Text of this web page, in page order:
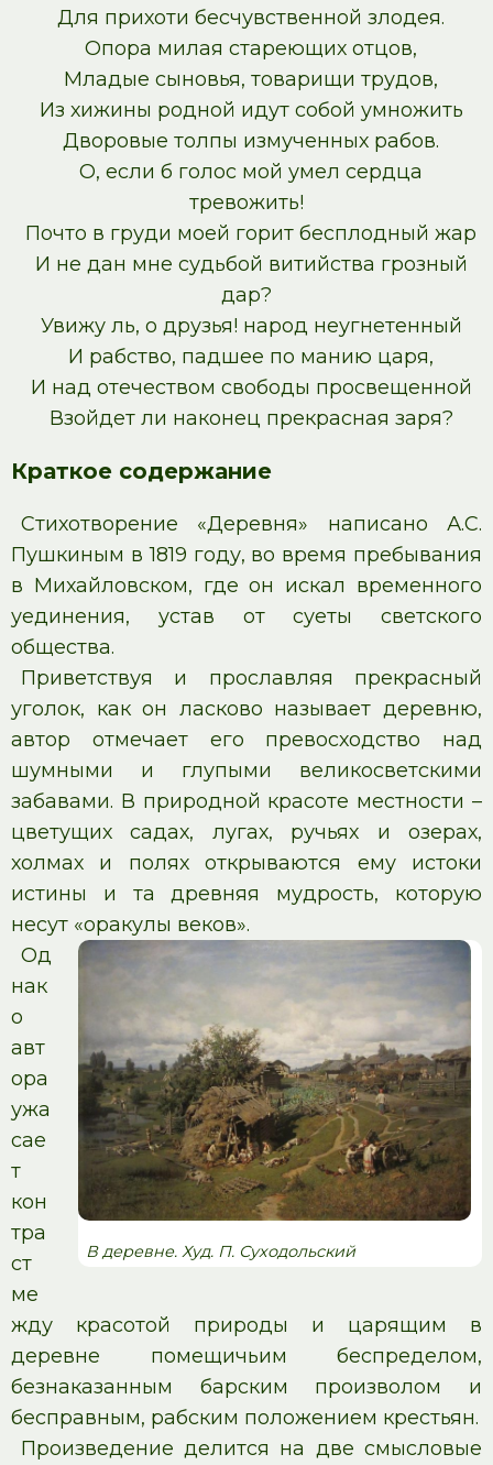
Для прихоти бесчувственной злодея.
Опора милая стареющих отцов,
Младые сыновья, товарищи трудов,
Из хижины родной идут собой умножить
Дворовые толпы измученных рабов.
О, если б голос мой умел сердца
тревожить!
Почто в груди моей горит бесплодный жар
И не дан мне судьбой витийства грозный
дар?
Увижу ль, о друзья! народ неугнетенный
И рабство, падшее по манию царя,
И над отечеством свободы просвещенной
Взойдет ли наконец прекрасная заря?
Краткое содержание
Стихотворение «Деревня» написано А.С.
Пушкиным в 1819 году, во время пребывания
в Михайловском, где он искал временного
уединения, устав от суеты светского
общества.
Приветствуя и прославляя прекрасный
уголок, как он ласково называет деревню,
автор отмечает его превосходство над
шумными и глупыми великосветскими
забавами. В природной красоте местности –
цветущих садах, лугах, ручьях и озерах,
холмах и полях открываются ему истоки
истины и та древняя мудрость, которую
несут «оракулы веков».
В деревне. Худ. П. Суходольский
Од
нак
о
авт
ора
ужа
сае
т
кон
тра
ст
ме
жду красотой природы и царящим в
деревне помещичьим беспределом,
безнаказанным барским произволом и
бесправным, рабским положением крестьян.
Произведение делится на две смысловые